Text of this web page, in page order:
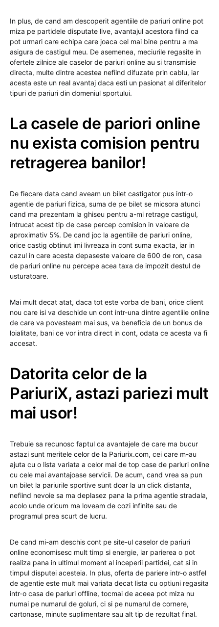
In plus, de cand am descoperit agentiile de pariuri online pot
miza pe partidele disputate live, avantajul acestora fiind ca
pot urmari care echipa care joaca cel mai bine pentru a ma
asigura de castigul meu. De asemenea, meciurile regasite in
ofertele zilnice ale caselor de pariuri online au si transmisie
directa, multe dintre acestea nefiind difuzate prin cablu, iar
acesta este un real avantaj daca esti un pasionat al diferitelor
tipuri de pariuri din domeniul sportului.
La casele de pariori online
nu exista comision pentru
retragerea banilor!
De fiecare data cand aveam un bilet castigator pus intr-o
agentie de pariuri fizica, suma de pe bilet se micsora atunci
cand ma prezentam la ghiseu pentru a-mi retrage castigul,
intrucat acest tip de case percep comision in valoare de
aproximativ 5%. De cand joc la agentiile de pariuri online,
orice castig obtinut imi livreaza in cont suma exacta, iar in
cazul in care acesta depaseste valoare de 600 de ron, casa
de pariuri online nu percepe acea taxa de impozit destul de
usturatoare.
Mai mult decat atat, daca tot este vorba de bani, orice client
nou care isi va deschide un cont intr-una dintre agentiile online
de care va povesteam mai sus, va beneficia de un bonus de
loialitate, bani ce vor intra direct in cont, odata ce acesta va fi
accesat.
Datorita celor de la
PariuriX, astazi pariezi mult
mai usor!
Trebuie sa recunosc faptul ca avantajele de care ma bucur
astazi sunt meritele celor de la Pariurix.com, cei care m-au
ajuta cu o lista variata a celor mai de top case de pariuri online
cu cele mai avantajoase servicii. De acum, cand vrea sa pun
un bilet la pariurile sportive sunt doar la un click distanta,
nefiind nevoie sa ma deplasez pana la prima agentie stradala,
acolo unde oricum ma loveam de cozi infinite sau de
programul prea scurt de lucru.
De cand mi-am deschis cont pe site-ul caselor de pariuri
online economisesc mult timp si energie, iar parierea o pot
realiza pana in ultimul moment al inceperii partidei, cat si in
timpul disputei acesteia. In plus, oferta de pariere intr-o astfel
de agentie este mult mai variata decat lista cu optiuni regasita
intr-o casa de pariuri offline, tocmai de aceea pot miza nu
numai pe numarul de goluri, ci si pe numarul de cornere,
cartonase, minute suplimentare sau alt tip de rezultat final.